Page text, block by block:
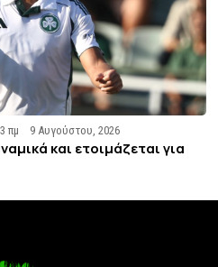
πμ 9 Αυγούστου, 2026
και ετοιμάζεται για